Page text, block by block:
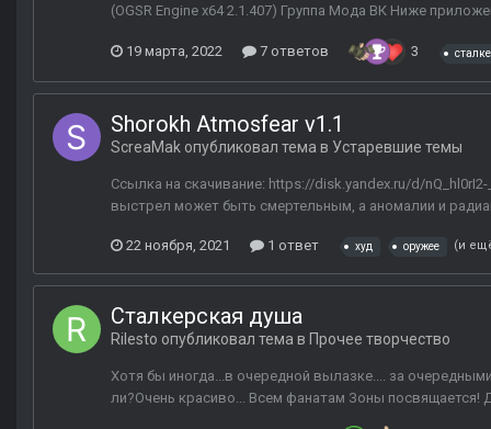
(OGSR Engine x64 2.1.407) Группа Мода ВК Ниже
19 марта, 2022 7 ответов 3
Shorokh Atmosfear v1.1
ScreaMak опубликовал тема в Устаревшие темы
Ссылка на скачивание: https://disk.yandex.ru/d/
выстрел может быть смертельным, а аномалии и
22 ноября, 2021 1 ответ худ оружее (и
Сталкерская душа
Rilesto опубликовал тема в Прочее творчество
Хотя бы иногда...в очередной вылазке.... за
ли?Очень красиво... Всем фанатам Зоны посвящается!